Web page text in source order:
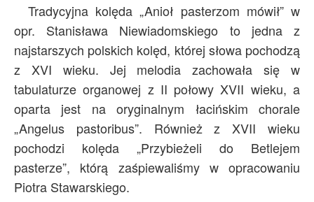
Tradycyjna kolęda „Anioł pasterzom mówił” w
opr. Stanisława Niewiadomskiego to jedna z
najstarszych polskich kolęd, której słowa pochodzą
z XVI wieku. Jej melodia zachowała się w
tabulaturze organowej z II połowy XVII wieku, a
oparta jest na oryginalnym łacińskim chorale
„Angelus pastoribus”. Również z XVII wieku
pochodzi kolęda „Przybieżeli do Betlejem
pasterze”, którą zaśpiewaliśmy w opracowaniu
Piotra Stawarskiego.